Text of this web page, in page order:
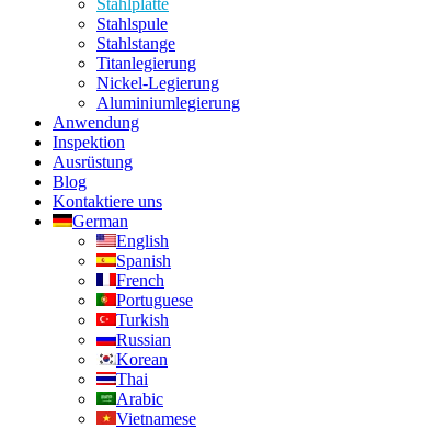
Stahlplatte
Stahlspule
Stahlstange
Titanlegierung
Nickel-Legierung
Aluminiumlegierung
Anwendung
Inspektion
Ausrüstung
Blog
Kontaktiere uns
German
English
Spanish
French
Portuguese
Turkish
Russian
Korean
Thai
Arabic
Vietnamese